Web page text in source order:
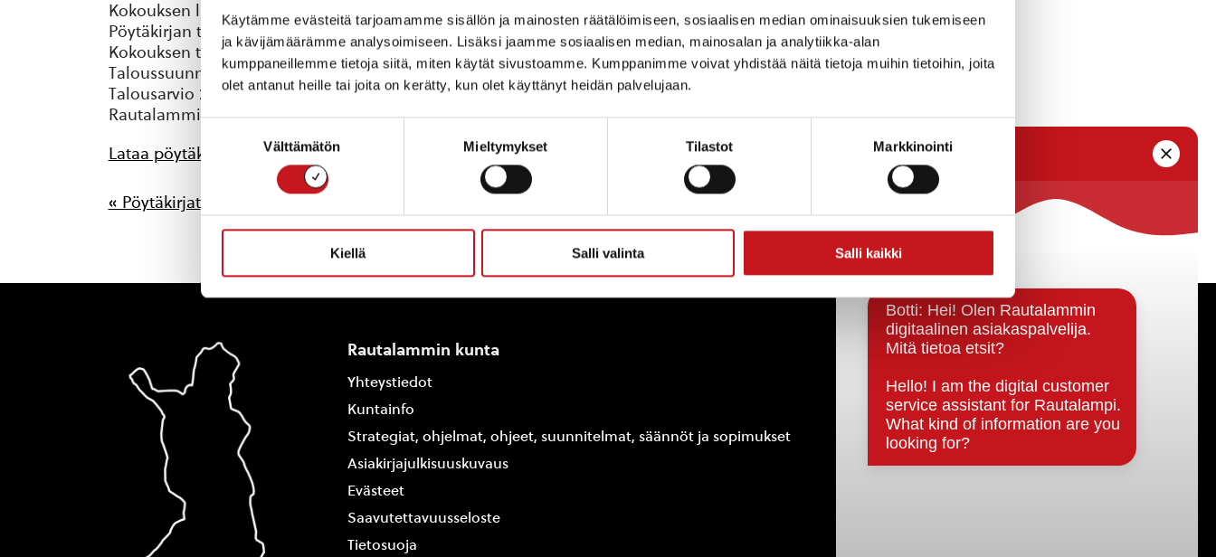
Käytämme evästeitä tarjoamamme sisällön ja mainosten räätälöimiseen, sosiaalisen median ominaisuuksien tukemiseen
ja kävijämäärämme analysoimiseen. Lisäksi jaamme sosiaalisen median, mainosalan ja analytiikka-alan
kumppaneillemme tietoja siitä, miten käytät sivustoamme. Kumppanimme voivat yhdistää näitä tietoja muihin tietoihin, joita
olet antanut heille tai joita on kerätty, kun olet käyttänyt heidän palvelujaan.
Välttämätön Mieltymykset Tilastot Markkinointi
Kiellä Salli valinta Salli kaikki
Kokouksen laillisuuden ja päätösvaltaisuuden toteaminen
Pöytäkirjan tarkastajat
Kokouksen työjärjestyksen hyväksyminen
Taloussuunnitelma 2017-2020
Talousarvio 2017
Rautalammin kunnan yrittäjyyskasvatusstrategia 2016-2019
Lataa pöytäkirja
« Pöytäkirjat
Rautalammin kunta
Yhteystiedot
Kuntainfo
Strategiat, ohjelmat, ohjeet, suunnitelmat, säännöt ja sopimukset
Asiakirjajulkisuuskuvaus
Evästeet
Saavutettavuusseloste
Tietosuoja
Päätöksenteko ja lähidemokratia
Päätökset, esityslistat & pöytäkirjat
Hallinto
Kunnanhallitus
Kunnanvaltuusto